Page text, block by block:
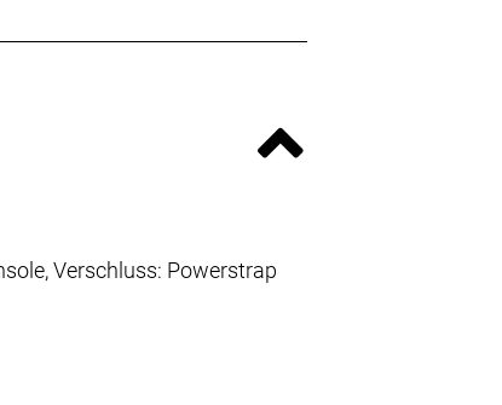
Verschluss: Powerstrap